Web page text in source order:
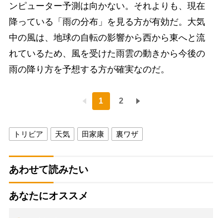
ンピューター予測は向かない。それよりも、現在
降っている「雨の分布」を見る方が有効だ。大気
中の風は、地球の自転の影響から西から東へと流
れているため、風を受けた雨雲の動きから今後の
雨の降り方を予想する方が確実なのだ。
1 2
トリビア 天気 田家康 裏ワザ
あわせて読みたい
あなたにオススメ